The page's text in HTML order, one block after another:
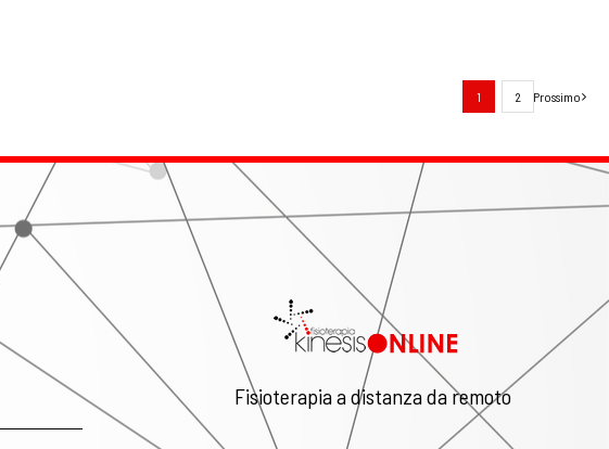
1 2 Prossimo
Fisioterapia a distanza da remoto